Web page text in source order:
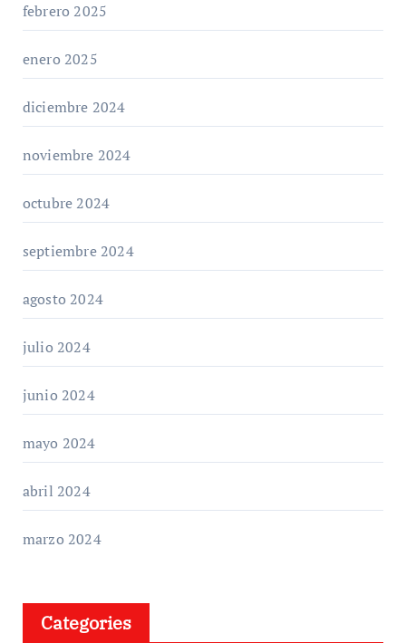
febrero 2025
enero 2025
diciembre 2024
noviembre 2024
octubre 2024
septiembre 2024
agosto 2024
julio 2024
junio 2024
mayo 2024
abril 2024
marzo 2024
Categories